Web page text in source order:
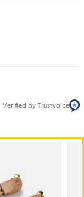
Verified by Trustvoice